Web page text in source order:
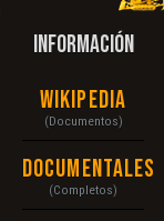
INFORMACIÓN
Wikipedia
(Documentos)
Documentales
(Completos)